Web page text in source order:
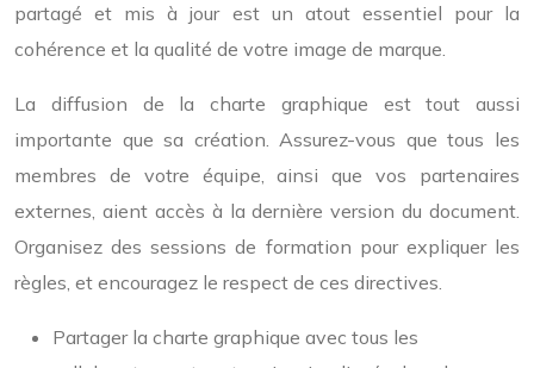
partagé et mis à jour est un atout essentiel pour la
cohérence et la qualité de votre image de marque.
La diffusion de la charte graphique est tout aussi
importante que sa création. Assurez-vous que tous les
membres de votre équipe, ainsi que vos partenaires
externes, aient accès à la dernière version du document.
Organisez des sessions de formation pour expliquer les
règles, et encouragez le respect de ces directives.
Partager la charte graphique avec tous les